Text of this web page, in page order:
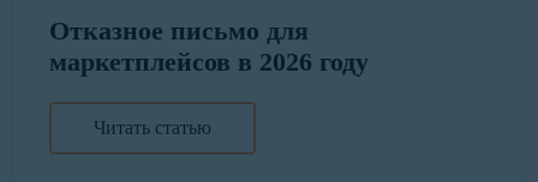
Отказное письмо для
маркетплейсов в 2026 году
Читать статью